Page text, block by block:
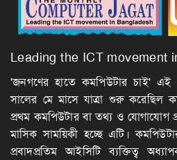
Leading the ICT movement
'জনগণের হাতে কমপিউটার চাই' এই
সালের মে মাসে যাত্রা শুরু করেছিল
প্রথম কমপিউটার বা তথ্য ও যোগাযোগ
মাসিক সাময়িকী হচ্ছে এটি।
প্রবাদপ্রতিম আইসিটি ব্যক্তিত্ব